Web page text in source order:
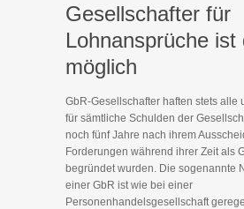
Gesellschafter für
Lohnansprüche ist
möglich
GbR-Gesellschafter haften stets alle
für sämtliche Schulden der
noch fünf Jahre nach ihrem
Forderungen während ihrer Zeit als
begründet wurden. Die sogenannte
einer GbR ist wie bei einer
Personenhandelsgesellschaft